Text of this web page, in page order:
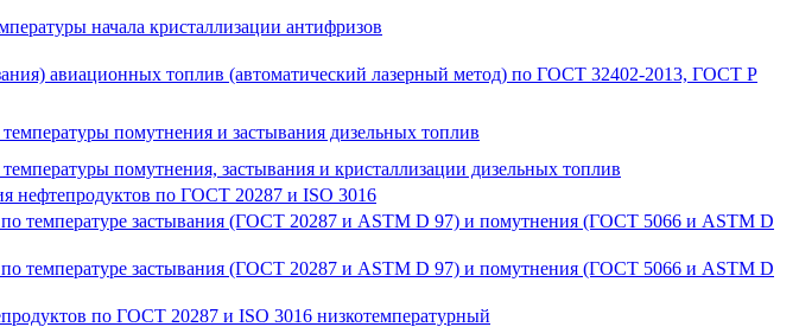
начала кристаллизации антифризов
авиационных топлив (автоматический лазерный метод) по ГОСТ 32402-2013, ГОСТ Р
помутнения и застывания дизельных топлив
помутнения, застывания и кристаллизации дизельных топлив
нефтепродуктов по ГОСТ 20287 и ISO 3016
по температуре застывания (ГОСТ 20287 и ASTM D 97) и помутнения (ГОСТ 5066 и ASTM D
по температуре застывания (ГОСТ 20287 и ASTM D 97) и помутнения (ГОСТ 5066 и ASTM D
по ГОСТ 20287 и ISO 3016 низкотемпературный